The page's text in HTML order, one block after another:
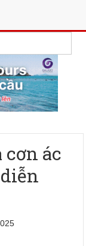
cơn ác